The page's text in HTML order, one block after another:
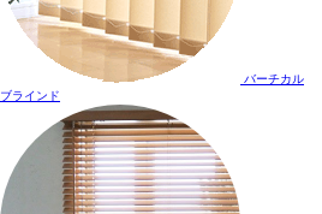
バーチカル
ブラインド